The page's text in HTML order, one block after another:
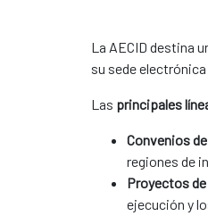
La AECID destina
su sede
Las principales
Convenios
regiones de
Proyectos
ejecución y